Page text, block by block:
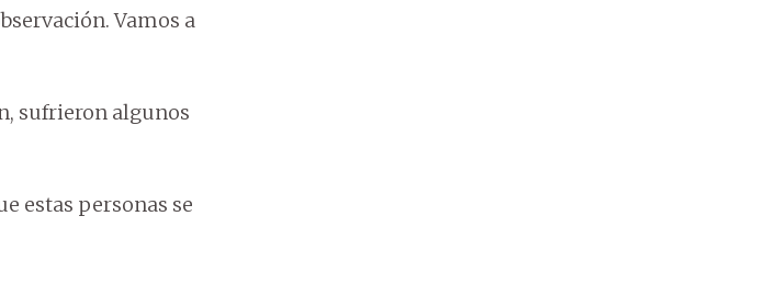
Vamos a
sufrieron algunos
estas personas se